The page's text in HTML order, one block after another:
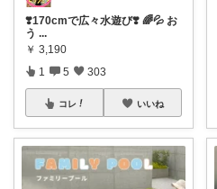
❣️170cmで広々水遊び❣️ 🌈💦 お
う ...
￥ 3,190
1 5 303
コレ いいね